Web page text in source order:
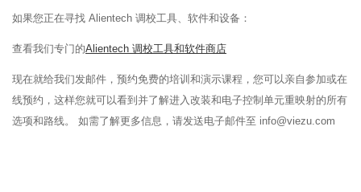
如果您正在寻找 Alientech 调校工具、软件和设备：
查看我们专门的Alientech 调校工具和软件商店
现在就给我们发邮件，预约免费的培训和演示课程，您可以亲自参加或在
线预约，这样您就可以看到并了解进入改装和电子控制单元重映射的所有
选项和路线。 如需了解更多信息，请发送电子邮件至 info@viezu.com